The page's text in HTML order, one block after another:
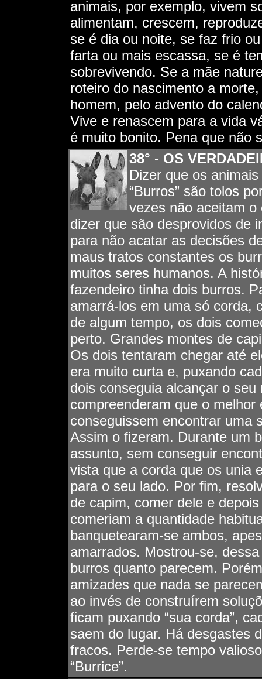
animais, por exemplo, vivem
alimentam, crescem,
se é dia ou noite, se faz frio
farta ou mais escassa, se é
sobrevivendo. Se a mãe
roteiro do nascimento a
homem, pelo advento do
Vive e renascem para a vida
é muito bonito. Pena que não
38° - OS
Dizer que os
“Burros” são tolos
vezes não aceitam
dizer que são desprovidos de
para não acatar as decisões
maus tratos constantes os
muitos seres humanos. A
fazendeiro tinha dois burros.
amarrá-los em uma só corda,
de algum tempo, os dois
perto. Grandes montes de
Os dois tentaram chegar até
era muito curta e, puxando
dois conseguia alcançar o
compreenderam que o
conseguissem encontrar uma
Assim o fizeram. Durante um
assunto, sem conseguir
vista que a corda que os unia
para o seu lado. Por fim,
de capim, comer dele e
comeriam a quantidade
banquetearam-se ambos,
amarrados. Mostrou-se,
burros quanto parecem.
amizades que nada se
ao invés de construírem
ficam puxando “sua corda”,
saem do lugar. Há desgastes
fracos. Perde-se tempo
“Burrice”.